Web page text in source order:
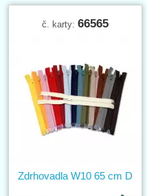
č. karty: 66565
Zdrhovadla W10 65 cm D